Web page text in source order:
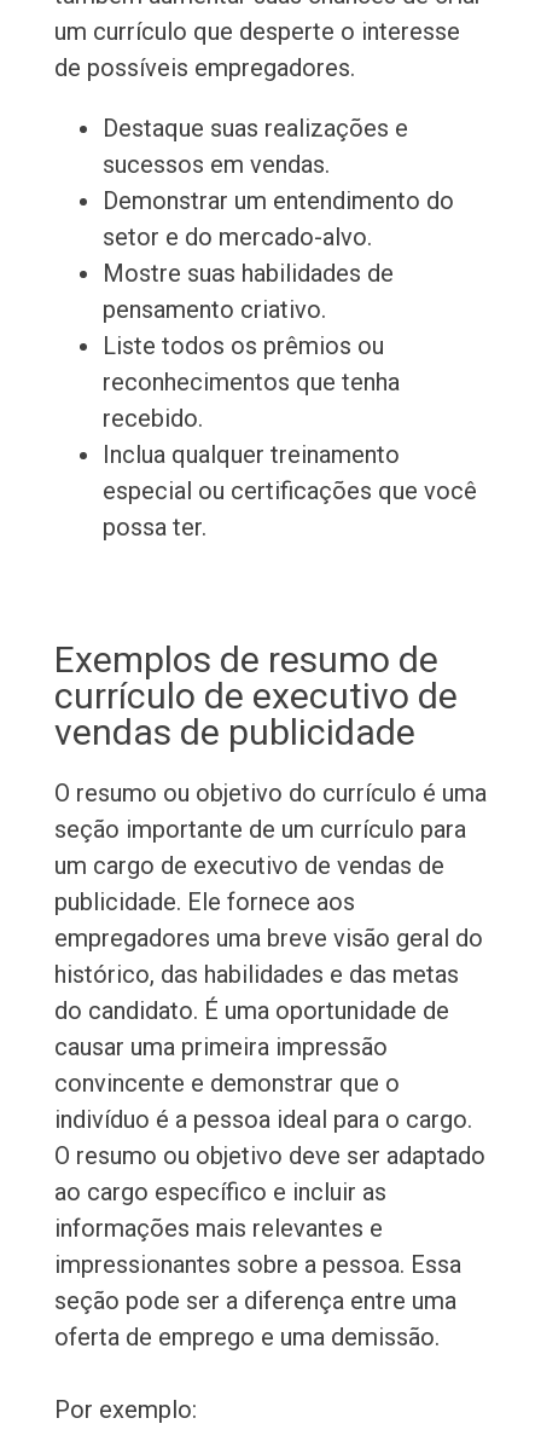
um currículo que desperte o interesse
de possíveis empregadores.
Destaque suas realizações e
sucessos em vendas.
Demonstrar um entendimento do
setor e do mercado-alvo.
Mostre suas habilidades de
pensamento criativo.
Liste todos os prêmios ou
reconhecimentos que tenha
recebido.
Inclua qualquer treinamento
especial ou certificações que você
possa ter.
Exemplos de resumo de
currículo de executivo de
vendas de publicidade
O resumo ou objetivo do currículo é uma
seção importante de um currículo para
um cargo de executivo de vendas de
publicidade. Ele fornece aos
empregadores uma breve visão geral do
histórico, das habilidades e das metas
do candidato. É uma oportunidade de
causar uma primeira impressão
convincente e demonstrar que o
indivíduo é a pessoa ideal para o cargo.
O resumo ou objetivo deve ser adaptado
ao cargo específico e incluir as
informações mais relevantes e
impressionantes sobre a pessoa. Essa
seção pode ser a diferença entre uma
oferta de emprego e uma demissão.
Por exemplo: